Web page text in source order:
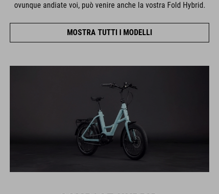
ovunque andiate voi, può venire anche la vostra Fold Hybrid.
MOSTRA TUTTI I MODELLI